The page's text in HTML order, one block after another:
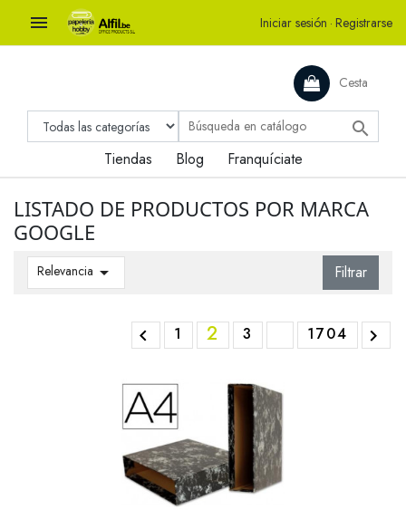
 Iniciar sesión · Registrarse
Cesta

Tiendas Blog Franquíciate
LISTADO DE PRODUCTOS POR MARCA
GOOGLE
Relevancia  Filtrar
 1 2 3 1704 